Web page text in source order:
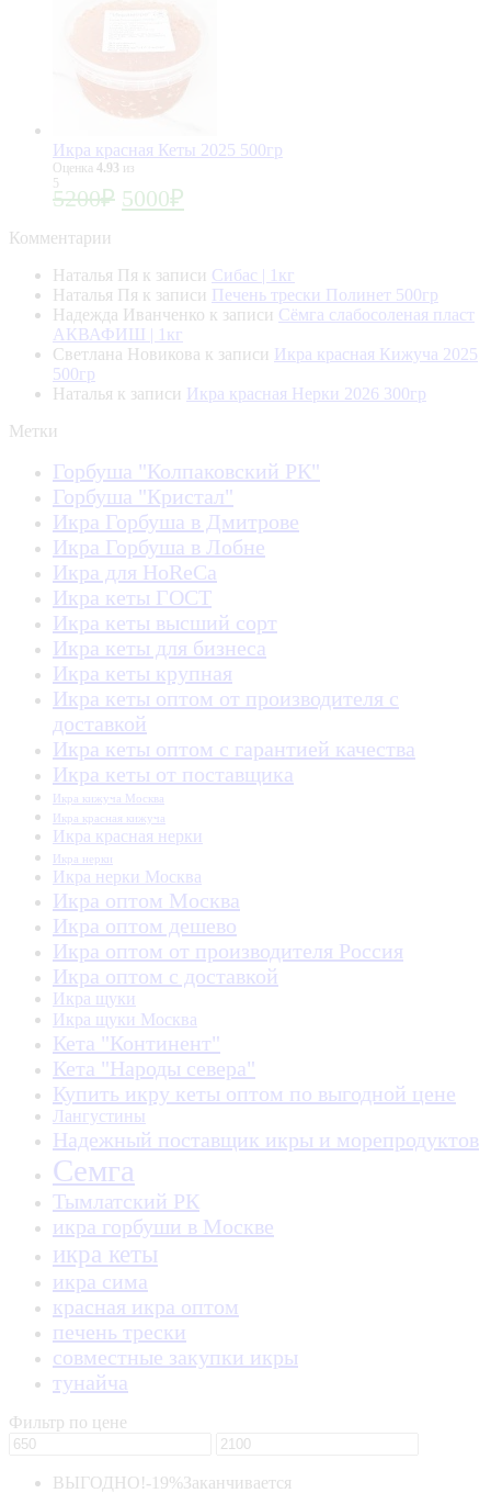
Икра красная Кеты 2025 500гр
Оценка 4.93 из
5
5200₽ 5000₽
Комментарии
Наталья Пя к записи Сибас | 1кг
Наталья Пя к записи Печень трески Полинет 500гр
Надежда Иванченко к записи Сёмга слабосоленая пласт
АКВАФИШ | 1кг
Светлана Новикова к записи Икра красная Кижуча 2025
500гр
Наталья к записи Икра красная Нерки 2026 300гр
Метки
Горбуша "Колпаковский РК"
Горбуша "Кристал"
Икра Горбуша в Дмитрове
Икра Горбуша в Лобне
Икра для HoReCa
Икра кеты ГОСТ
Икра кеты высший сорт
Икра кеты для бизнеса
Икра кеты крупная
Икра кеты оптом от производителя с
доставкой
Икра кеты оптом с гарантией качества
Икра кеты от поставщика
Икра кижуча Москва
Икра красная кижуча
Икра красная нерки
Икра нерки
Икра нерки Москва
Икра оптом Москва
Икра оптом дешево
Икра оптом от производителя Россия
Икра оптом с доставкой
Икра щуки
Икра щуки Москва
Кета "Континент"
Кета "Народы севера"
Купить икру кеты оптом по выгодной цене
Лангустины
Надежный поставщик икры и морепродуктов
Семга
Тымлатский РК
икра горбуши в Москве
икра кеты
икра сима
красная икра оптом
печень трески
совместные закупки икры
тунайча
Фильтр по цене
ВЫГОДНО!-19% Заканчивается